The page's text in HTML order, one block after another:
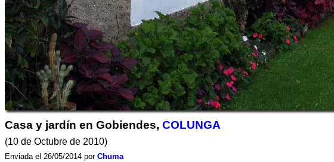
Casa y jardín en Gobiendes, COLUNGA
(10 de Octubre de 2010)
Enviada el 26/05/2014 por Chuma